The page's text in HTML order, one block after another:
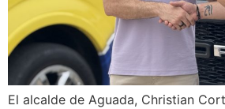
El alcalde de Aguada, Christian